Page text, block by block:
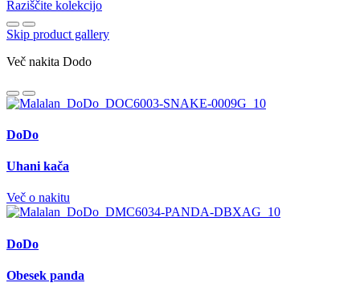
Raziščite kolekcijo
Skip product gallery
Več nakita Dodo
DoDo
Uhani kača
Več o nakitu
DoDo
Obesek panda